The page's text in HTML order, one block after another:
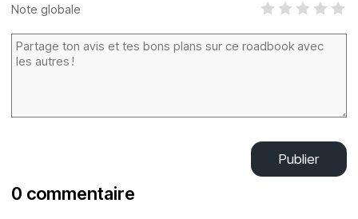
Note globale
Publier
0 commentaire